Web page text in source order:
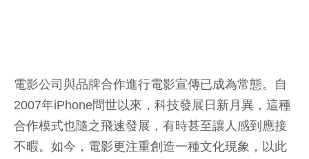
電影公司與品牌合作進行電影宣傳已成為常態。自
2007年iPhone問世以來，科技發展日新月異，這種
合作模式也隨之飛速發展，有時甚至讓人感到應接
不暇。如今，電影更注重創造一種文化現象，以此